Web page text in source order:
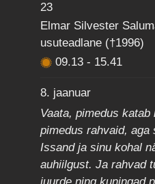
23
Elmar Silvester
usuteadlane (†1996)
09.13- 15.41
8. jaanuar
Vaata, pimedus katab
pimedus rahvaid, aga
Issand ja sinu kohal
auhiilgust. Ja rahvad